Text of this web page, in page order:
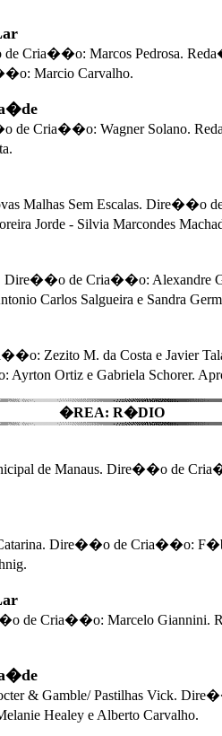
Cria��o: Marcos Pedrosa.
Marcio Carvalho.
de Cria��o: Wagner Solano.
Malhas Sem Escalas.
Jorde - Silvia Marcondes
Dire��o de Cria��o:
Carlos Salgueira e Sandra
Zezito M. da Costa e Javier
Ortiz e Gabriela Schorer.
�REA: R�DIO
de Manaus. Dire��o de
Catarina. Dire��o de Cria��o:
de Cria��o: Marcelo
& Gamble/ Pastilhas Vick.
Healey e Alberto Carvalho.